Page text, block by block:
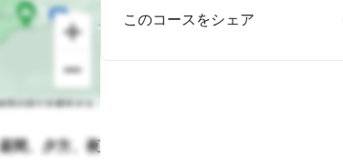
間、夕方、夜
このコースをシェア